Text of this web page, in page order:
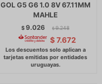
GOL G5 G6 1.0 8V 67.11MM
MAHLE
$9.026 $ 9.248
$ 7.672